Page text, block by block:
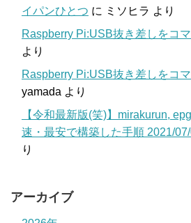
イパンひとつ に ミソヒラ より
Raspberry Pi:USB抜き差しをコ
より
Raspberry Pi:USB抜き差しをコ
yamada より
【令和最新版(笑)】mirakurun,
速・最安で構築した手順 2021/
り
アーカイブ